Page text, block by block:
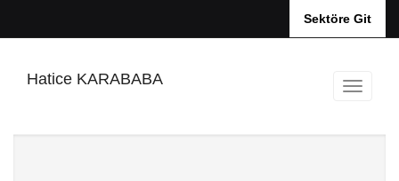
Sektöre Git
Hatice KARABABA